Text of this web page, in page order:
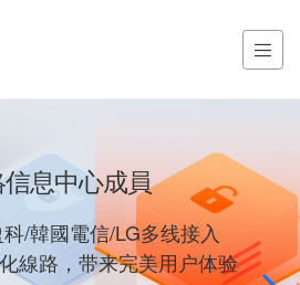
息中心成員
/韓國電信/LG多线接入
線路，带来完美用户体验